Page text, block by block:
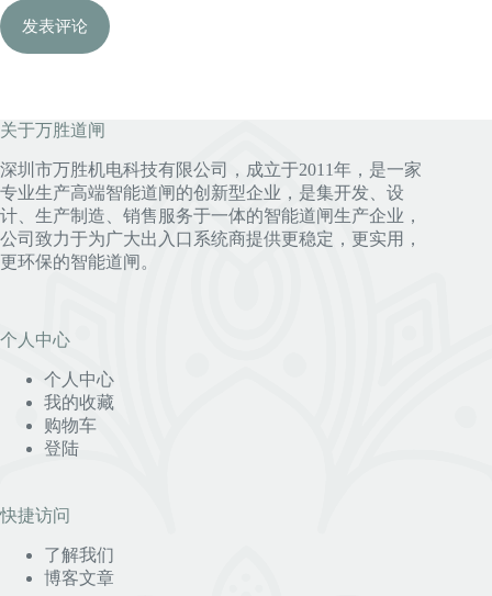
发表评论
关于万胜道闸
深圳市万胜机电科技有限公司，成立于2011年，是一家
专业生产高端智能道闸的创新型企业，是集开发、设
计、生产制造、销售服务于一体的智能道闸生产企业，
公司致力于为广大出入口系统商提供更稳定，更实用，
更环保的智能道闸。
个人中心
个人中心
我的收藏
购物车
登陆
快捷访问
了解我们
博客文章